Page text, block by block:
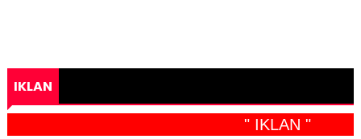
IKLAN
" IKLAN "